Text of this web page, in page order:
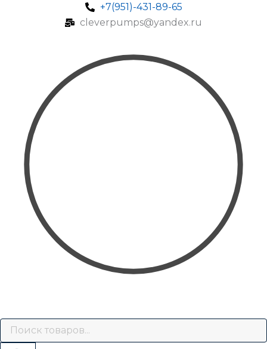
+7(951)-431-89-65
cleverpumps@yandex.ru